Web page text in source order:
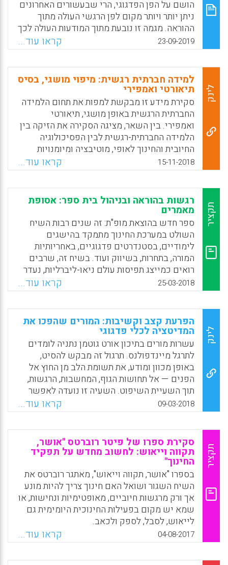
הושם על הפן הפדגוגי, הרי שבעשורים האחרונים
ניתן יותר ויותר מקום לפן הרגשי העולה מתוך
ההוראה. מגמה זו נובעת מתוך המודעות העולה לכך
שמורים צריכים להתמודד לא רק עם מטלות
פדגוגיות אלא גם עם עומסים רגשיים. המאמר
הנוכחי דן בקשרים בין עבודת הרגשות של מורים
ומידת השחיקה שלהם ובין רמת ההשכלה שלהם.
WhatsApp
Facebook
Email
X
23-09-2019 קראו עוד...
לינק
למידה חברתית רגשית: מיפוי מושגי, בסיס
תיאורטי ואמפירי
סקירת מידע זו מבקשת למפות את תחום הלמידה
החברתית הרגשית באופן מושגי, תיאורטי
ואמפירי. בין השאר, מציגה הסקירה את הזיקה בין
הלמידה החברתית-רגשית לבין הפסיכולוגיה
החיובית והחינוך לאופי, מוטיבציה ומיומנויות
המאה ה-21. בנוסף לכך, דנה הסקירה בקשרי
הגומלין שבין הלמידה החברתית-רגשית
למיומנויות חברתיות רגשיות של עובדי הוראה,
למסוגלות עצמיות של תלמידים ולאקלים בית
ספרי. לסיום, מבססת סקירת המידע את הטענה כי
הלמידה החברתית-רגשית תורמת לרווחה האישית
של תלמידים, לקידום התנהגותם המיטיבה
ולהפחתת התנהגותם השלילית, להצלחתם בכיתה,
בבית הספר ומחוצה לו, ליחסיהם הבין-אישיים
ולתפקודם בחברה.
WhatsApp
Facebook
Email
X
15-11-2018 קראו עוד...
תקציר
רגשות בהוראה ובניהול בית ספר: אסופת
מאמרים
ספר חדש בהוצאת מופ"ת: זה שנים רבות השיח
השולט במערכת החינוך מתמקד בהישגים
לימודיים, בסטנדרטים פדגוגיים, באחריותיות
המורה, בתחרות, בשיווק ועוד. בשיח זה, שרבים
רואים כמייצג תפיסות עולם ניאו-ליברליות, נעדר
מקומם של הרגשות בתהליך החינוך בבית הספר
בכלל ובעבודת המורה בפרט. למותר לציין, כי
רגשות שזורים בעולמם המקצועי של המורה
והמנהל ומכוונים אותם בעבודתם החינוכית.
WhatsApp
Facebook
Email
X
25-03-2018 קראו עוד...
לינק
הפרעת קצב וקשיבות: המורים שהפכו את
המדיטציה לכלי פדגוגי
עשרות מורים בתיכון אורט גוטמן נתניה לומדים
לתרגל מיינדפולנס. תרגול זה מבקש להסיט,
באופן מכוון ומודע, את תשומת הלב מן החוץ אל
הפנים — אל תחושות הגוף, המחשבות, הרגשות,
תוך השעיית השיפוט. השעיה זו נועדה לאפשר
אבחנה טובה יותר מה נכון לעשות בכל רגע.
מחקרים שנערכו בעשורים האחרונים מראים כי
תרגול מיינדפולנס במשך שמונה שבועות מביא
להפחתה של לחץ, לירידה ברמות דיכאון וחרדה
ולשיפור במצב הרוח. יוזמי התוכנית מבקשים
לשנות את האופן שבו פועלים בתי הספר,
במציאות תזזיתית ומרובת גירויים ולחצים.
WhatsApp
Facebook
Email
X
09-03-2018 קראו עוד...
תקציר
סקירת ספרו של פיטר רוברטס "אושר,
תקווה וייאוש: לחשוב מחדש על תפקיד
החינוך"
בספרו "אושר, תקווה וייאוש", מאתגר רוברטס את
השיח השגור ושואל האם חינוך צריך להיות מונע
אך ורק מרגשות חיוביים, מאופטימיות ונחישות, או
שמא יש מקום בפעילות החינוכית היומימית גם
לייאוש, לסבל, לספק ולכאב.
WhatsApp
Facebook
Email
X 04-08-2017 קראו עוד...